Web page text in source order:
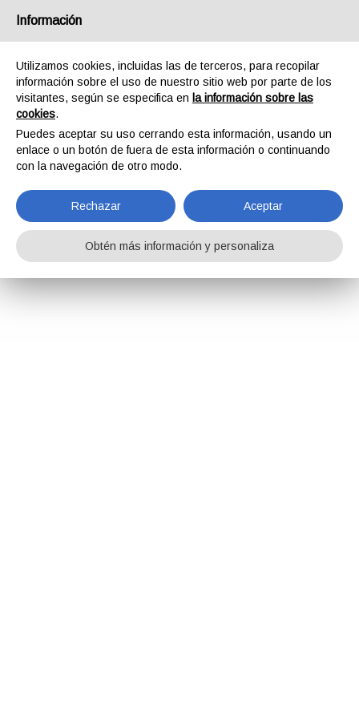
Información
Utilizamos cookies, incluidas las de terceros, para recopilar
información sobre el uso de nuestro sitio web por parte de los
visitantes, según se especifica en la información sobre las
cookies.
Puedes aceptar su uso cerrando esta información, usando un
enlace o un botón de fuera de esta información o continuando
con la navegación de otro modo.
Rechazar Aceptar
Obtén más información y personaliza